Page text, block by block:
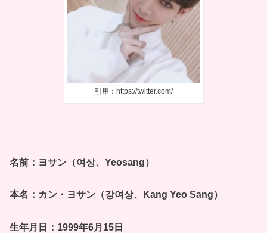
引用：https://twitter.com/
名前：ヨサン（여상、Yeosang）
本名：カン・ヨサン（강여상、Kang Yeo Sang）
生年月日：1999年6月15日